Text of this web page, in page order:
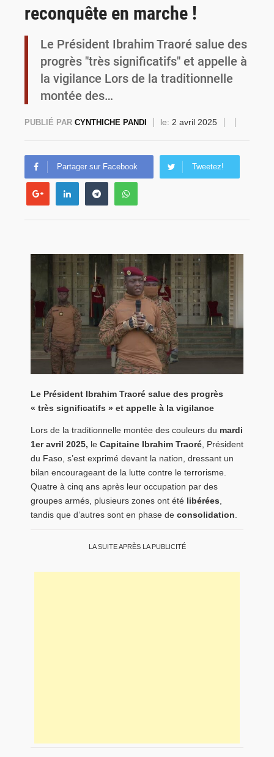
reconquête en marche !
Le Président Ibrahim Traoré salue des
progrès "très significatifs" et appelle à
la vigilance Lors de la traditionnelle
montée des…
PUBLIÉ PAR CYNTHICHE PANDI le: 2 avril 2025
Partager sur Facebook Tweetez!
Le Président Ibrahim Traoré salue des progrès
« très significatifs » et appelle à la vigilance
Lors de la traditionnelle montée des couleurs du mardi
1er avril 2025, le Capitaine Ibrahim Traoré , Président
du Faso, s’est exprimé devant la nation, dressant un
bilan encourageant de la lutte contre le terrorisme.
Quatre à cinq ans après leur occupation par des
groupes armés, plusieurs zones ont été libérées
tandis que d’autres sont en phase de consolidation
LA SUITE APRÈS LA PUBLICITÉ